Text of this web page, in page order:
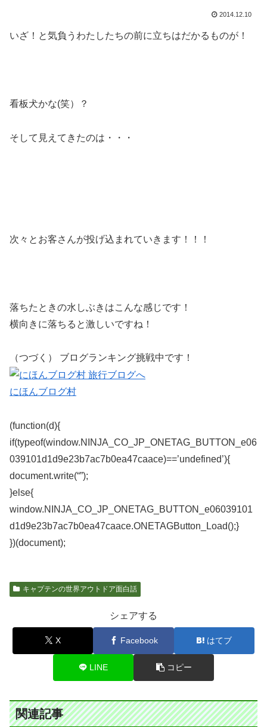
2014.12.10
いざ！と気負うわたしたちの前に立ちはだかるものが！
看板犬かな(笑）？
そして見えてきたのは・・・
次々とお客さんが投げ込まれていきます！！！
落ちたときの水しぶきはこんな感じです！
横向きに落ちると激しいですね！
（つづく） ブログランキング挑戦中です！
にほんブログ村
(function(d){
if(typeof(window.NINJA_CO_JP_ONETAG_BUTTON_e06
039101d1d9e23b7ac7b0ea47caace)==’undefined’){
document.write(“”);
}else{
window.NINJA_CO_JP_ONETAG_BUTTON_e06039101
d1d9e23b7ac7b0ea47caace.ONETAGButton_Load();}
})(document);
キャプテンの世界アウトドア面白話
シェアする
X Facebook はてブ
LINE コピー
関連記事